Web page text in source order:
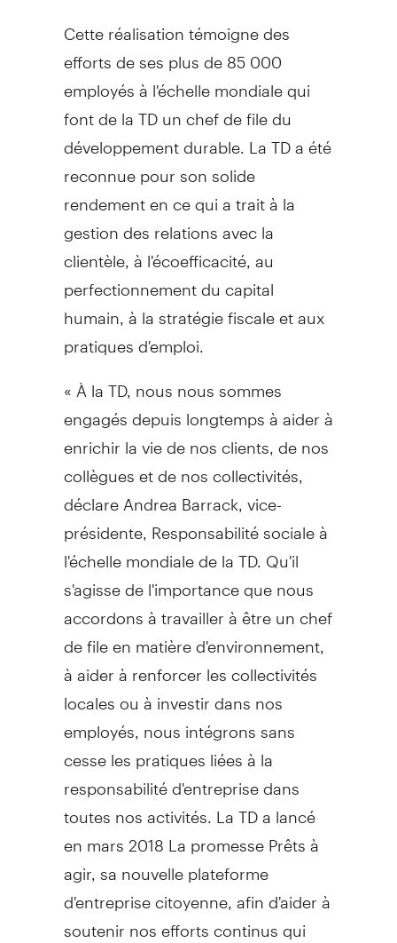
Cette réalisation témoigne des
efforts de ses plus de 85 000
employés à l'échelle mondiale qui
font de la TD un chef de file du
développement durable. La TD a été
reconnue pour son solide
rendement en ce qui a trait à la
gestion des relations avec la
clientèle, à l'écoefficacité, au
perfectionnement du capital
humain, à la stratégie fiscale et aux
pratiques d'emploi.
« À la TD, nous nous sommes
engagés depuis longtemps à aider à
enrichir la vie de nos clients, de nos
collègues et de nos collectivités,
déclareAndrea Barrack , vice-
présidente, Responsabilité sociale à
l'échelle mondiale de la TD. Qu'il
s'agisse de l'importance que nous
accordons à travailler à être un chef
de file en matière d'environnement,
à aider à renforcer les collectivités
locales ou à investir dans nos
employés, nous intégrons sans
cesse les pratiques liées à la
responsabilité d'entreprise dans
toutes nos activités. La TD a lancé
en mars 2018 La promesse Prêts à
agir, sa nouvelle plateforme
d'entreprise citoyenne, afin d'aider à
soutenir nos efforts continus qui